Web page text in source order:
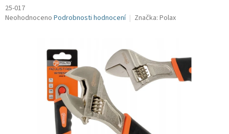
25-017
Průměrné
Neohodnoceno Podrobnosti hodnocení Značka: Polax